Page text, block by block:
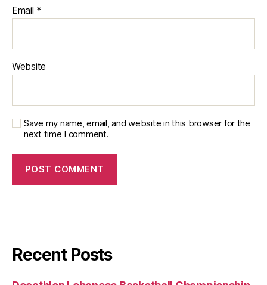
Email *
Website
Save my name, email, and website in this browser for the
next time I comment.
Recent Posts